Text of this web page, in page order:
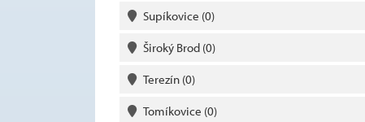
Supíkovice (0)
Široký Brod (0)
Terezín (0)
Tomíkovice (0)